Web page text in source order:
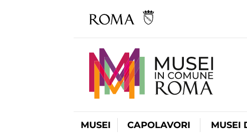
MUSEI CAPOLAVORI MUSEI